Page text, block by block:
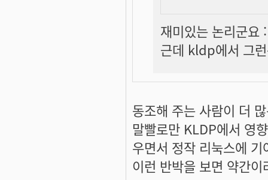
재미있는 논리군요
근데 kldp에서 그
동조해 주는 사람이 더
말빨로만 KLDP에서 영
우면서 정작 리눅스에
이런 반박을 보면 약간